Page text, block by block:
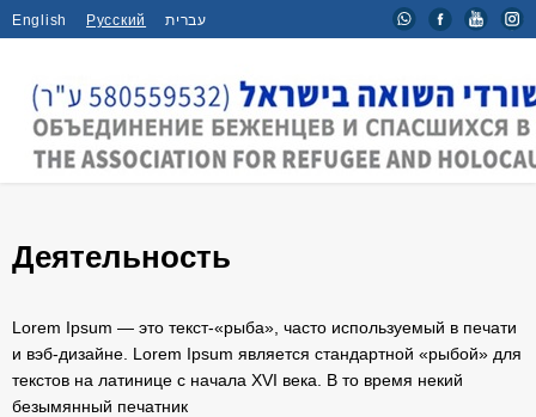
English Русский עברית
Главная / Деятельность
Деятельность
Lorem Ipsum — это текст-«рыба», часто используемый в печати
и вэб-дизайне. Lorem Ipsum является стандартной «рыбой» для
текстов на латинице с начала XVI века. В то время некий
безымянный печатник